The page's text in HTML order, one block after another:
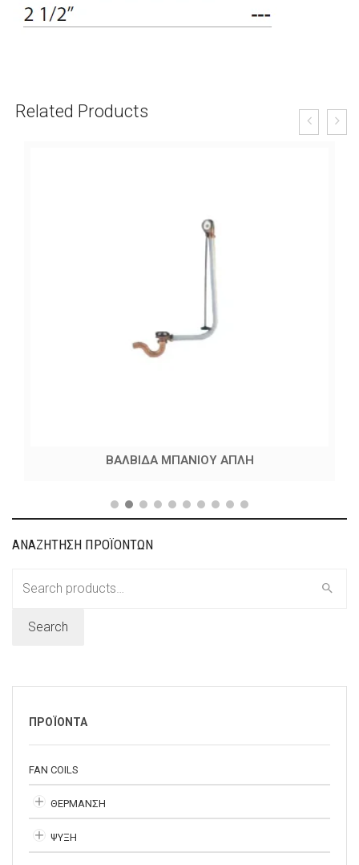
Related Products
ΒΑΛΒΙΔΑ ΜΠΑΝΙΟΥ ΑΠΛΗ
ΑΝΑΖΗΤΗΣΗ ΠΡΟΪΟΝΤΩΝ
Search
ΠΡΟΪΟΝΤΑ
FAN COILS
ΘΕΡΜΑΝΣΗ
ΨΥΞΗ